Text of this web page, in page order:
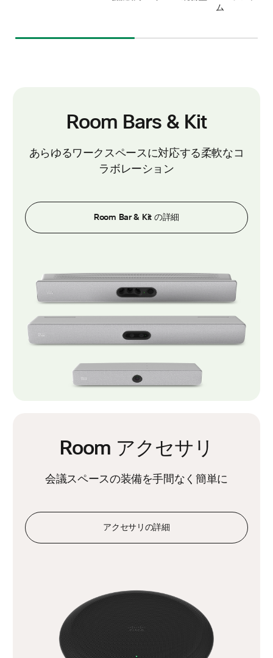
ム
Room Bars & Kit
あらゆるワークスペースに対応する柔軟なコ
ラボレーション
Room Bar & Kit の詳細
Room アクセサリ
会議スペースの装備を手間なく簡単に
アクセサリの詳細